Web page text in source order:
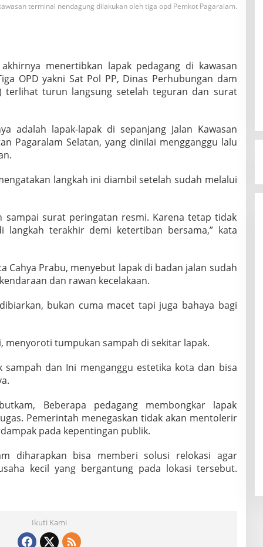
terminal nendagung dilakukan oleh tiga opd Pemkot Pagaralam.
menertibkan lapak pedagang di kawasan
OPD yakni Sat Pol PP, Dinas Perhubungan dam
terlihat turun langsung setelah teguran dan surat
adalah lapak-lapak di sepanjang Jalan Kawasan
Pagaralam Selatan, yang dinilai mengganggu lalu
langkah ini diambil setelah sudah melalui
sampai surat peringatan resmi. Karena tetap tidak
langkah terakhir demi ketertiban bersama,” kata
Cahya Prabu, menyebut lapak di badan jalan sudah
dan rawan kecelakaan.
bukan cuma macet tapi juga bahaya bagi
menyoroti tumpukan sampah di sekitar lapak.
sampah dan Ini menganggu estetika kota dan bisa
Beberapa pedagang membongkar lapak
Pemerintah menegaskan tidak akan mentolerir
pada kepentingan publik.
diharapkan bisa memberi solusi relokasi agar
kecil yang bergantung pada lokasi tersebut.
Ikuti Kami